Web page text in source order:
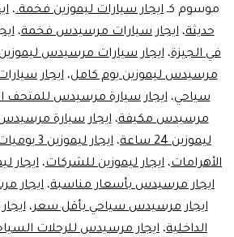
موسوم كـ ايجار سيارات ليموزين فخمة.،
حديثة،ايجار سيارات مرسيدس فخمة،
في الجيزة،ايجار سيارات مرسيدس
مرسيدس ليموزين يوم كامل،ايجار
سياحي،ايجار سيارة مرسيدس للمتحف
مرسيدس مكيفة،ايجار سيارة
ليموزين 24 ساعة
، ايجار ليموزين 3 يوميات
الأهرامات، ايجار ليموزين للشركات، ايجار
ايجار مرسيدس بأسعار مناسبة، ايجار
ايجار مرسيدس سياحي بأقل سعر،
الداخلية، ايجار مرسيدس للرحلات